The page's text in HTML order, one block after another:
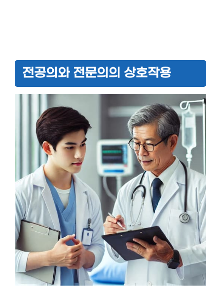
전공의와 전문의의 상호작용